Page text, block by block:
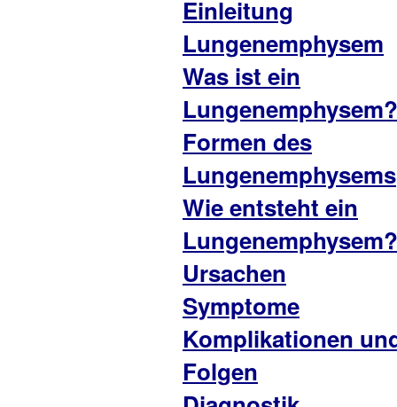
Einleitung
Lungenemphysem
Was ist ein
Lungenemphysem?
Formen des
Lungenemphysems
Wie entsteht ein
Lungenemphysem?
Ursachen
Symptome
Komplikationen
Folgen